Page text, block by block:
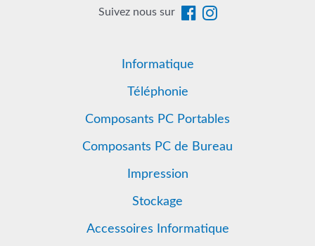
Suivez nous sur
Informatique
Téléphonie
Composants PC Portables
Composants PC de Bureau
Impression
Stockage
Accessoires Informatique